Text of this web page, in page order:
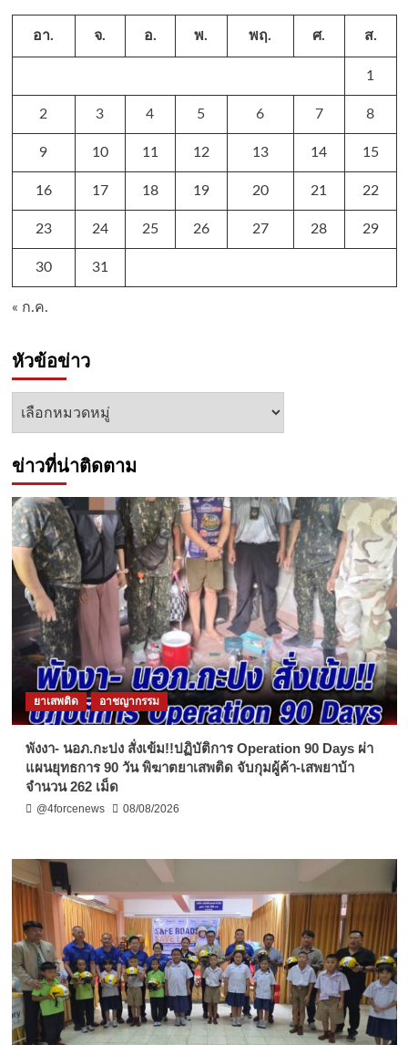
อา. จ. อ. พ. พฤ. ศ. ส.
1
2 3 4 5 6 7 8
9 10 11 12 13 14 15
16 17 18 19 20 21 22
23 24 25 26 27 28 29
30 31
« ก.ค.
หัวข้อข่าว
หัวข้อ
ข่าวที่น่าติดตาม
ยาเสพติด อาชญากรรม
พังงา- นอภ.กะปง สั่งเข้ม!!ปฏิบัติการ Operation 90 Days ผ่า
แผนยุทธการ 90 วัน พิฆาตยาเสพติด จับกุมผู้ค้า-เสพยาบ้า
จำนวน 262 เม็ด
@4forcenews 08/08/2026